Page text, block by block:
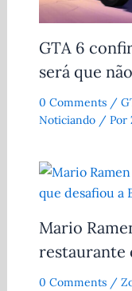
GTA 6
será que
0 Comments /
Noticiando/ Por
Mario
restaurante
0 Comments /